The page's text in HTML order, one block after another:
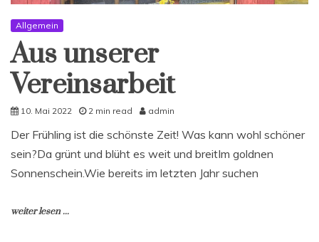
Allgemein
Aus unserer
Vereinsarbeit
10. Mai 2022 2 min read admin
Der Frühling ist die schönste Zeit! Was kann wohl schöner
sein?Da grünt und blüht es weit und breitIm goldnen
Sonnenschein.Wie bereits im letzten Jahr suchen
weiter lesen ...